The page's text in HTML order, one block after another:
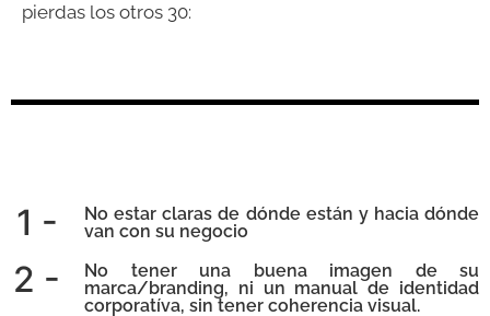
pierdas los otros 30:
1 -
No estar claras de dónde están y hacia dónde
van con su negocio
2 -
No tener una buena imagen de su
marca/branding, ni un manual de identidad
corporatíva, sin tener coherencia visual.